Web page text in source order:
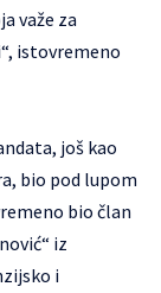
važe za
istovremeno
još kao
bio pod lupom
bio član
iz
i